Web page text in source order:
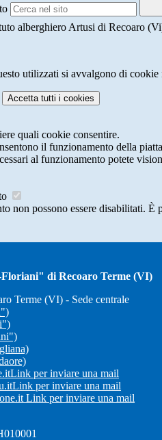
alberghiero Artusi di Recoaro
utilizzati si avvalgono di
Accetta tutti i cookies
quali cookie consentire.
il funzionamento della
al funzionamento potete
non possono essere disabilitati.
di Recoaro Terme (VI)
Terme (VI) - Sede centrale
Link per inviare una mail
Link per inviare una mail
Link per inviare una mail